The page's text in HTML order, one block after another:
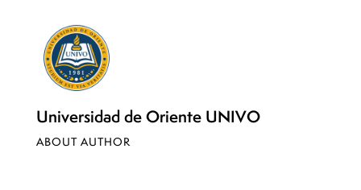
Universidad de Oriente UNIVO
ABOUT AUTHOR